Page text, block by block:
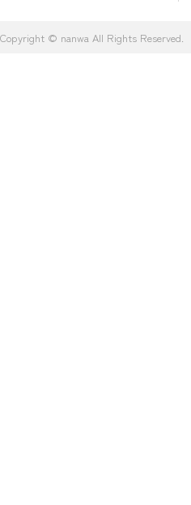
Copyright © nanwa All Rights Reserved.